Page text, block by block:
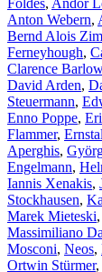
Anton Webern,
Bernd Alois
Ferneyhough,
Clarence Barlow
David Arden,
Steuermann,
Enno Poppe,
Flammer,
Aperghis,
Engelmann,
Iannis Xenakis,
Stockhausen,
Marek Mieteski,
Massimiliano
Mosconi, Neos,
Ortwin Stürmer,